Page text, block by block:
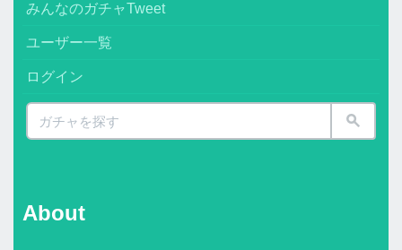
みんなのガチャTweet
ユーザー一覧
ログイン
About